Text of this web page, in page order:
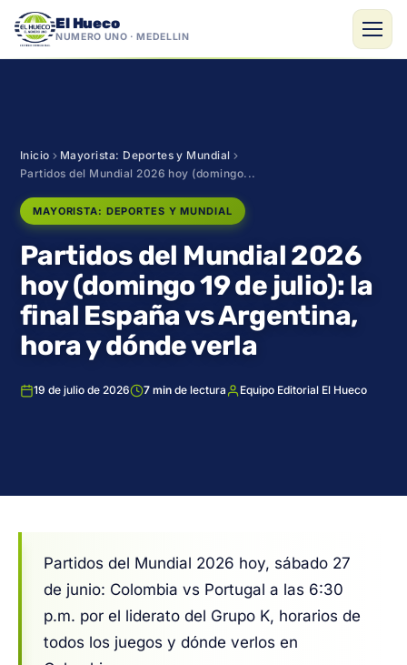
El Hueco
NÚMERO UNO · MEDELLÍN
Inicio
Mayorista: Deportes y Mundial
Partidos del Mundial 2026 hoy (domingo...
MAYORISTA: DEPORTES Y MUNDIAL
Partidos del Mundial 2026
hoy (domingo 19 de julio): la
final España vs Argentina,
hora y dónde verla
19 de julio de 2026 7 min de lectura Equipo Editorial El Hueco
Partidos del Mundial 2026 hoy, sábado 27
de junio: Colombia vs Portugal a las 6:30
p.m. por el liderato del Grupo K, horarios de
todos los juegos y dónde verlos en